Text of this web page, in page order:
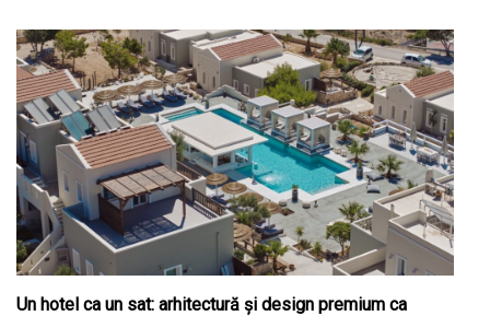
Un hotel ca un sat: arhitectură și design premium ca